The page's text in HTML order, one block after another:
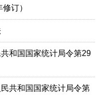
订）
和国国家统计局令第29
共和国国家统计局令第